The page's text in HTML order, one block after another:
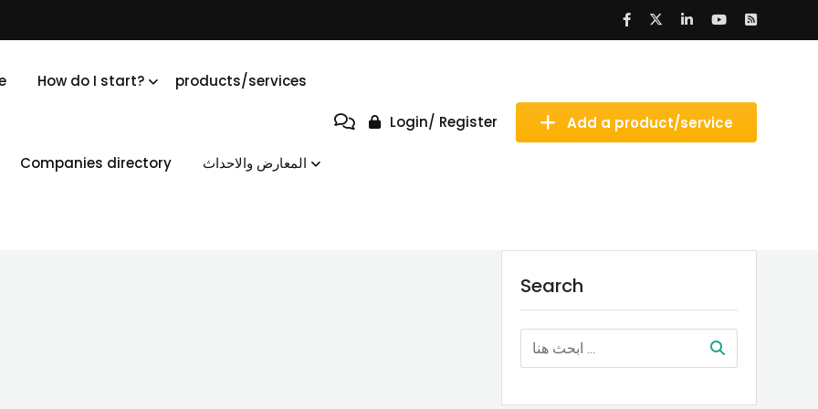
Add a product/service
Login/ Register
How do I start? products/services
Companies directory المعارض والاحداث
Search